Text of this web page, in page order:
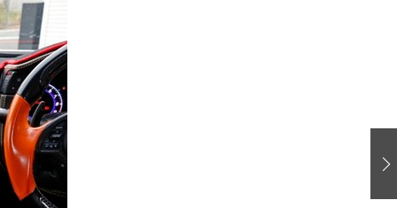
ストップ！不具合修理＆粗悪修理